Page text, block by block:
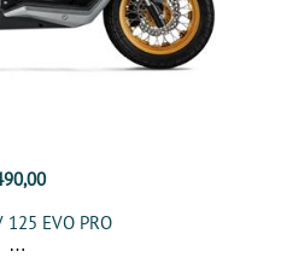
125 EVO PRO